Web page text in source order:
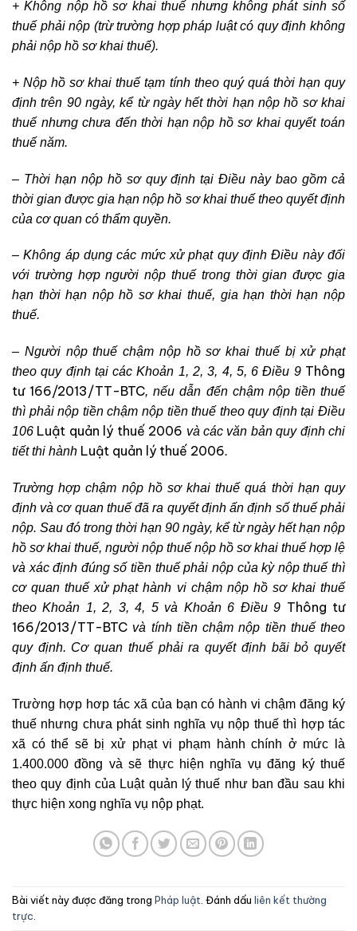
+ Không nộp hồ sơ khai thuế nhưng không phát sinh số
thuế phải nộp (trừ trường hợp pháp luật có quy định không
phải nộp hồ sơ khai thuế).
+ Nộp hồ sơ khai thuế tạm tính theo quý quá thời hạn quy
định trên 90 ngày, kể từ ngày hết thời hạn nộp hồ sơ khai
thuế nhưng chưa đến thời hạn nộp hồ sơ khai quyết toán
thuế năm.
– Thời hạn nộp hồ sơ quy định tại Điều này bao gồm cả
thời gian được gia hạn nộp hồ sơ khai thuế theo quyết định
của cơ quan có thẩm quyền.
– Không áp dụng các mức xử phạt quy định Điều này đối
với trường hợp người nộp thuế trong thời gian được gia
hạn thời hạn nộp hồ sơ khai thuế, gia hạn thời hạn nộp
thuế.
– Người nộp thuế chậm nộp hồ sơ khai thuế bị xử phạt
theo quy định tại các Khoản 1, 2, 3, 4, 5, 6 Điều 9 Thông
tư 166/2013/TT-BTC, nếu dẫn đến chậm nộp tiền thuế
thì phải nộp tiền chậm nộp tiền thuế theo quy định tại Điều
106 Luật quản lý thuế 2006 và các văn bản quy định chi
tiết thi hành Luật quản lý thuế 2006.
Trường hợp chậm nộp hồ sơ khai thuế quá thời hạn quy
định và cơ quan thuế đã ra quyết định ấn định số thuế phải
nộp. Sau đó trong thời hạn 90 ngày, kể từ ngày hết hạn nộp
hồ sơ khai thuế, người nộp thuế nộp hồ sơ khai thuế hợp lệ
và xác định đúng số tiền thuế phải nộp của kỳ nộp thuế thì
cơ quan thuế xử phạt hành vi chậm nộp hồ sơ khai thuế
theo Khoản 1, 2, 3, 4, 5 và Khoản 6 Điều 9 Thông tư
166/2013/TT-BTC và tính tiền chậm nộp tiền thuế theo
quy định. Cơ quan thuế phải ra quyết định bãi bỏ quyết
định ấn định thuế.
Trường hợp hơp tác xã của bạn có hành vi chậm đăng ký
thuế nhưng chưa phát sinh nghĩa vụ nộp thuế thì hợp tác
xã có thể sẽ bị xử phạt vi phạm hành chính ở mức là
1.400.000 đồng và sẽ thực hiện nghĩa vụ đăng ký thuế
theo quy định của Luật quản lý thuế như ban đầu sau khi
thực hiện xong nghĩa vụ nộp phạt.
Bài viết này được đăng trong Pháp luật . Đánh dấu liên kết thường
trực